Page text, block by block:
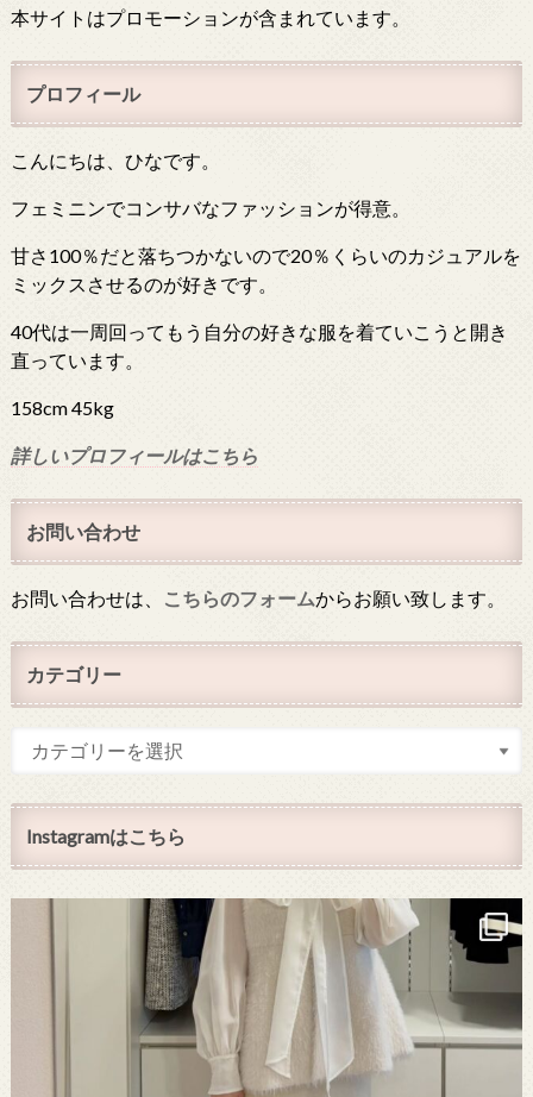
本サイトはプロモーションが含まれています。
プロフィール
こんにちは、ひなです。
フェミニンでコンサバなファッションが得意。
甘さ100％だと落ちつかないので20％くらいのカジュアルを
ミックスさせるのが好きです。
40代は一周回ってもう自分の好きな服を着ていこうと開き
直っています。
158cm 45kg
詳しいプロフィールはこちら
お問い合わせ
お問い合わせは、 こちらのフォームからお願い致します。
カテゴリー
Instagramはこちら